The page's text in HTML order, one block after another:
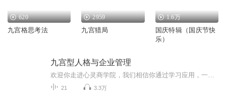
620
九宫格思考法
2959
九宫猎局
1.6万
国庆特辑（国庆节快
乐）
九宫型人格与企业管理
21 3.3万